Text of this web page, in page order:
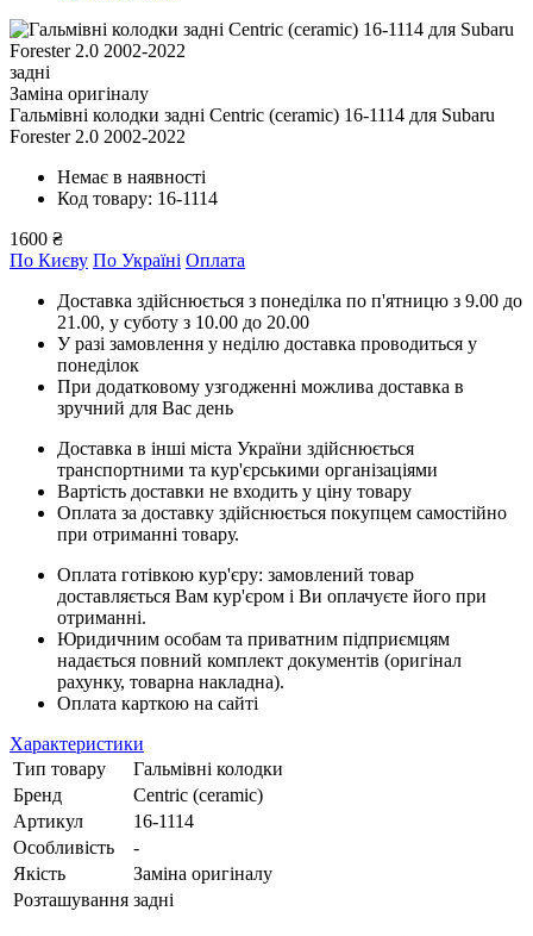
задні
Заміна оригіналу
Гальмівні колодки задні Centric (ceramic) 16-1114 для Subaru
Forester 2.0 2002-2022
Немає в наявності
Код товару: 16-1114
1600 ₴
По Києву По Україні Оплата
Доставка здійснюється з понеділка по п'ятницю з 9.00 до
21.00, у суботу з 10.00 до 20.00
У разі замовлення у неділю доставка проводиться у
понеділок
При додатковому узгодженні можлива доставка в
зручний для Вас день
Доставка в інші міста України здійснюється
транспортними та кур'єрськими організаціями
Вартість доставки не входить у ціну товару
Оплата за доставку здійснюється покупцем самостійно
при отриманні товару.
Оплата готівкою кур'єру: замовлений товар
доставляється Вам кур'єром і Ви оплачуєте його при
отриманні.
Юридичним особам та приватним підприємцям
надається повний комплект документів (оригінал
рахунку, товарна накладна).
Оплата карткою на сайті
Характеристики
Тип товару
Гальмівні колодки
Бренд
Centric (ceramic)
Артикул
16-1114
Особливість
-
Якість
Заміна оригіналу
Розташування задні